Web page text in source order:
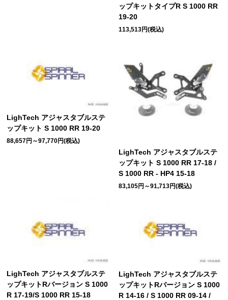
ップキットタイプR S 1000 RR
19-20
113,513円(税込)
LighTech アジャスタブルステ
ップキット S 1000 RR 19-20
88,657円～97,770円(税込)
LighTech アジャスタブルステ
ップキット S 1000 RR 17-18 /
S 1000 RR - HP4 15-18
83,105円～91,713円(税込)
LighTech アジャスタブルステ
ップキットRバージョン S 1000
R 17-19/S 1000 RR 15-18
LighTech アジャスタブルステ
ップキットRバージョン S 1000
R 14-16 / S 1000 RR 09-14 /